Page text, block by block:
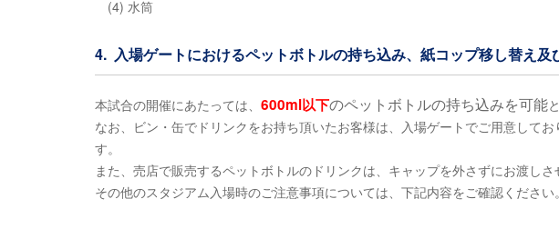
(4) 水筒
4. 入場ゲートにおけるペットボトルの持ち込み、紙コップ移し替え及
本試合の開催にあたっては、 600ml以下のペットボトルの持ち込みを可能
なお、ビン・缶でドリンクをお持ち頂いたお客様は、入場ゲートでご用意して
す。
また、売店で販売するペットボトルのドリンクは、キャップを外さずにお渡しさ
その他のスタジアム入場時のご注意事項については、下記内容をご確認ください。